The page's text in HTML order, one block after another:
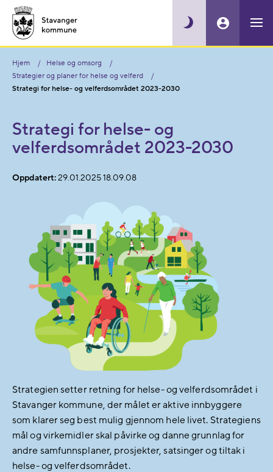
Hjem
Helse og omsorg
Strategier og planer for helse og velferd
Strategi for helse- og velferdsområdet 2023-2030
Strategi for helse- og
velferdsområdet 2023-2030
Oppdatert: 29.01.2025 18.09.08
Strategien setter retning for helse- og velferdsområdet i
Stavanger kommune, der målet er aktive innbyggere
som klarer seg best mulig gjennom hele livet. Strategiens
mål og virkemidler skal påvirke og danne grunnlag for
andre samfunnsplaner, prosjekter, satsinger og tiltak i
helse- og velferdsområdet.